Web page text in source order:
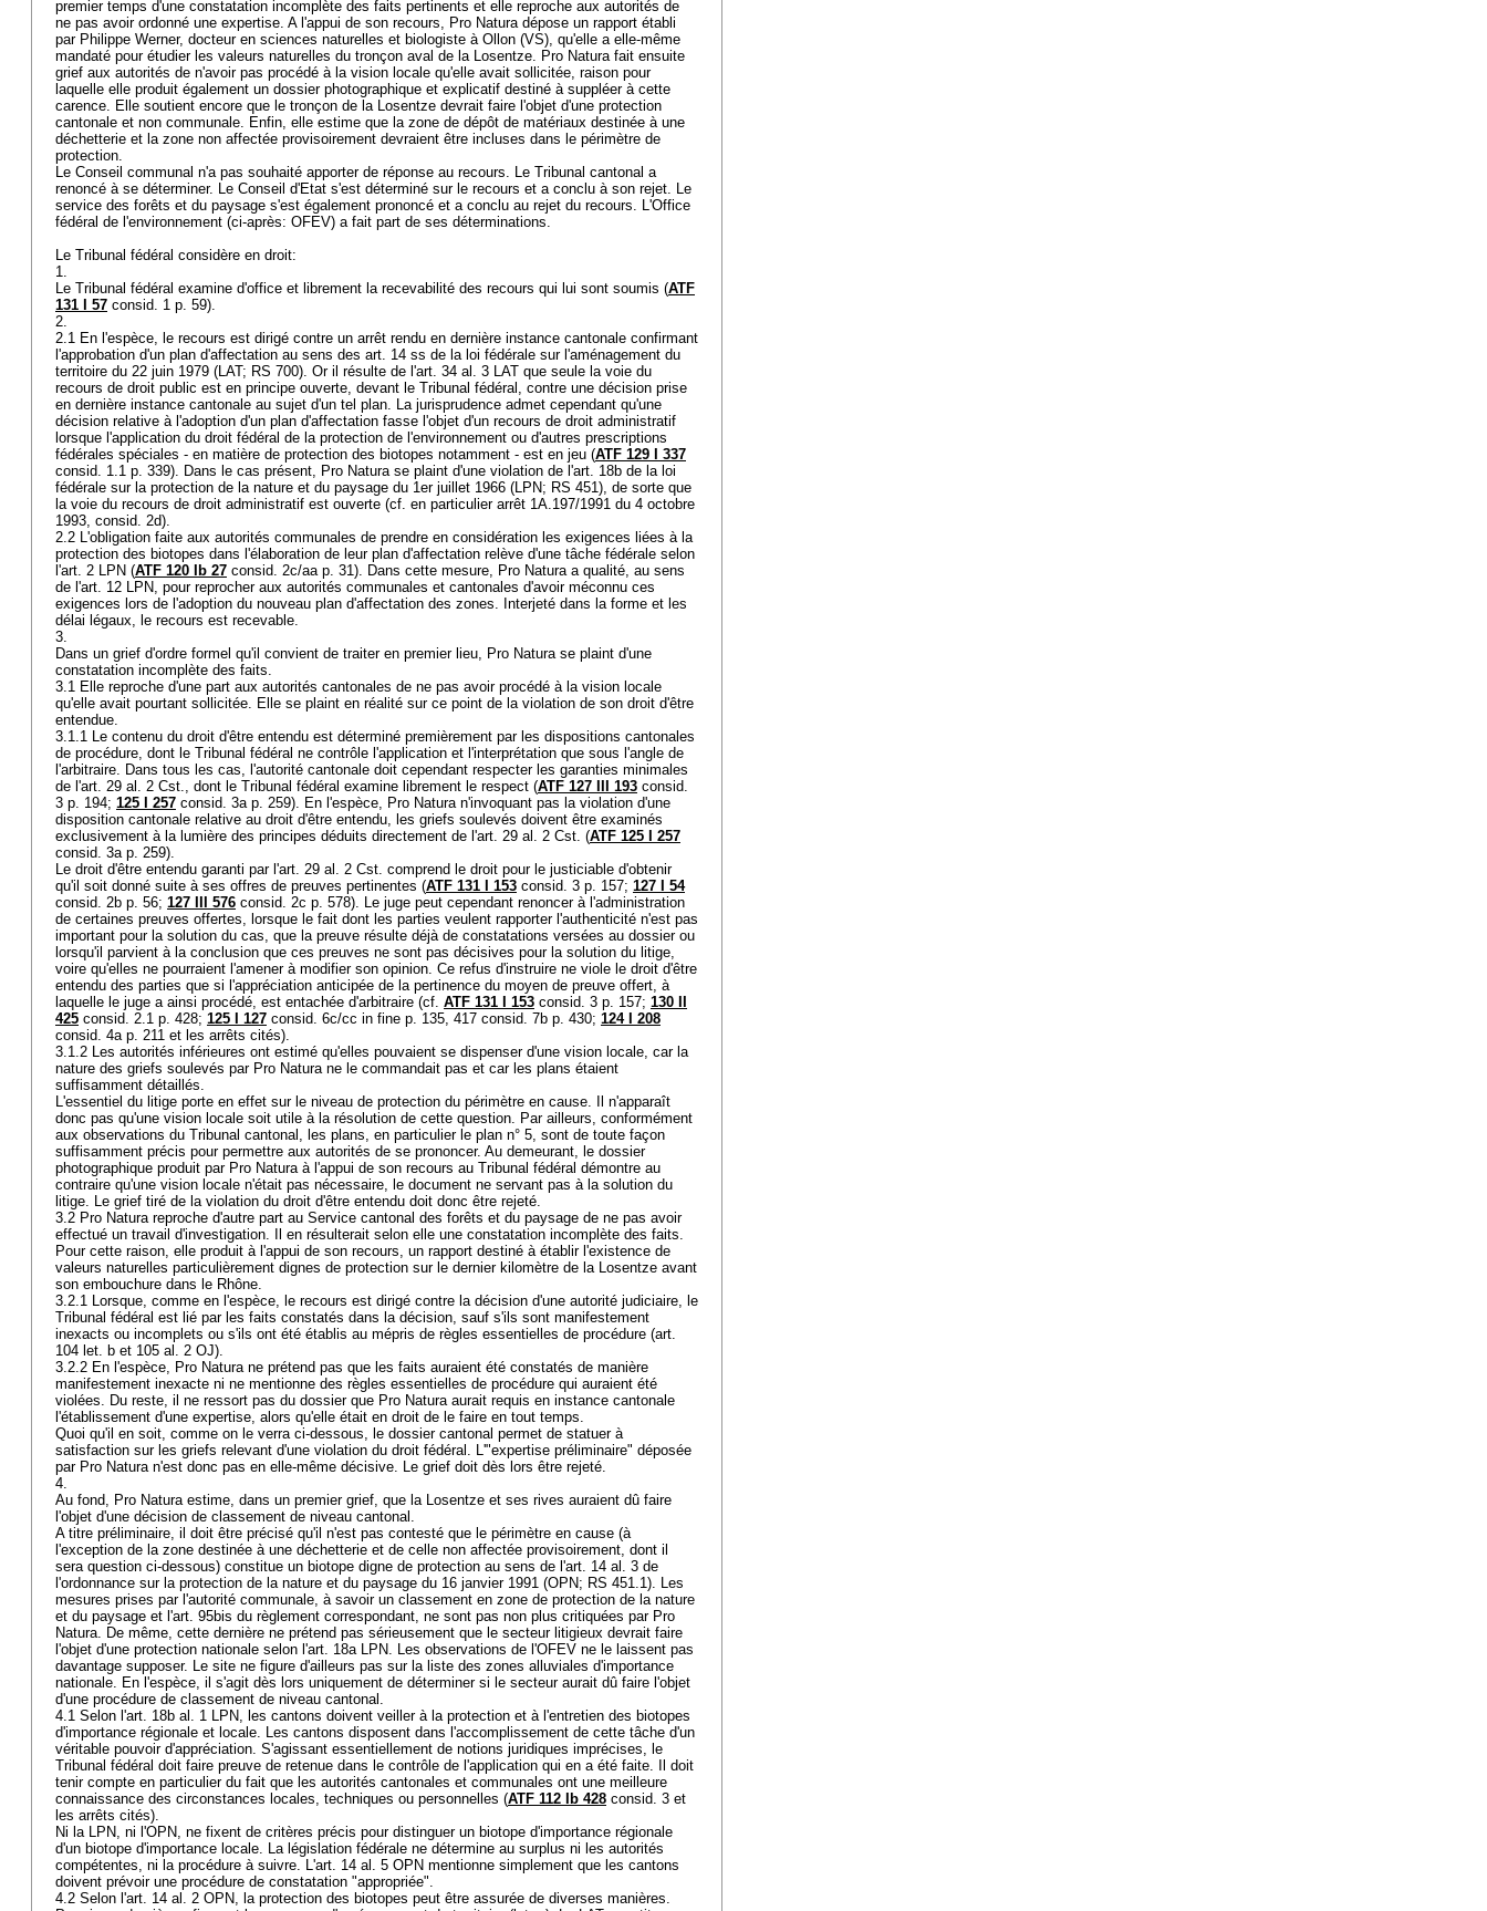
premier temps d'une constatation incomplète des faits pertinents et elle reproche aux autorités de
ne pas avoir ordonné une expertise. A l'appui de son recours, Pro Natura dépose un rapport établi
par Philippe Werner, docteur en sciences naturelles et biologiste à Ollon (VS), qu'elle a elle-même
mandaté pour étudier les valeurs naturelles du tronçon aval de la Losentze. Pro Natura fait ensuite
grief aux autorités de n'avoir pas procédé à la vision locale qu'elle avait sollicitée, raison pour
laquelle elle produit également un dossier photographique et explicatif destiné à suppléer à cette
carence. Elle soutient encore que le tronçon de la Losentze devrait faire l'objet d'une protection
cantonale et non communale. Enfin, elle estime que la zone de dépôt de matériaux destinée à une
déchetterie et la zone non affectée provisoirement devraient être incluses dans le périmètre de
protection.
Le Conseil communal n'a pas souhaité apporter de réponse au recours. Le Tribunal cantonal a
renoncé à se déterminer. Le Conseil d'Etat s'est déterminé sur le recours et a conclu à son rejet. Le
service des forêts et du paysage s'est également prononcé et a conclu au rejet du recours. L'Office
fédéral de l'environnement (ci-après: OFEV) a fait part de ses déterminations.
Le Tribunal fédéral considère en droit:
1.
Le Tribunal fédéral examine d'office et librement la recevabilité des recours qui lui sont soumis (ATF
131 I 57 consid. 1 p. 59).
2.
2.1 En l'espèce, le recours est dirigé contre un arrêt rendu en dernière instance cantonale confirmant
l'approbation d'un plan d'affectation au sens des art. 14 ss de la loi fédérale sur l'aménagement du
territoire du 22 juin 1979 (LAT; RS 700). Or il résulte de l'art. 34 al. 3 LAT que seule la voie du
recours de droit public est en principe ouverte, devant le Tribunal fédéral, contre une décision prise
en dernière instance cantonale au sujet d'un tel plan. La jurisprudence admet cependant qu'une
décision relative à l'adoption d'un plan d'affectation fasse l'objet d'un recours de droit administratif
lorsque l'application du droit fédéral de la protection de l'environnement ou d'autres prescriptions
fédérales spéciales - en matière de protection des biotopes notamment - est en jeu (ATF 129 I 337
consid. 1.1 p. 339). Dans le cas présent, Pro Natura se plaint d'une violation de l'art. 18b de la loi
fédérale sur la protection de la nature et du paysage du 1er juillet 1966 (LPN; RS 451), de sorte que
la voie du recours de droit administratif est ouverte (cf. en particulier arrêt 1A.197/1991 du 4 octobre
1993, consid. 2d).
2.2 L'obligation faite aux autorités communales de prendre en considération les exigences liées à la
protection des biotopes dans l'élaboration de leur plan d'affectation relève d'une tâche fédérale selon
l'art. 2 LPN (ATF 120 Ib 27 consid. 2c/aa p. 31). Dans cette mesure, Pro Natura a qualité, au sens
de l'art. 12 LPN, pour reprocher aux autorités communales et cantonales d'avoir méconnu ces
exigences lors de l'adoption du nouveau plan d'affectation des zones. Interjeté dans la forme et les
délai légaux, le recours est recevable.
3.
Dans un grief d'ordre formel qu'il convient de traiter en premier lieu, Pro Natura se plaint d'une
constatation incomplète des faits.
3.1 Elle reproche d'une part aux autorités cantonales de ne pas avoir procédé à la vision locale
qu'elle avait pourtant sollicitée. Elle se plaint en réalité sur ce point de la violation de son droit d'être
entendue.
3.1.1 Le contenu du droit d'être entendu est déterminé premièrement par les dispositions cantonales
de procédure, dont le Tribunal fédéral ne contrôle l'application et l'interprétation que sous l'angle de
l'arbitraire. Dans tous les cas, l'autorité cantonale doit cependant respecter les garanties minimales
de l'art. 29 al. 2 Cst., dont le Tribunal fédéral examine librement le respect (ATF 127 III 193 consid.
3 p. 194; 125 I 257 consid. 3a p. 259). En l'espèce, Pro Natura n'invoquant pas la violation d'une
disposition cantonale relative au droit d'être entendu, les griefs soulevés doivent être examinés
exclusivement à la lumière des principes déduits directement de l'art. 29 al. 2 Cst. (ATF 125 I 257
consid. 3a p. 259).
Le droit d'être entendu garanti par l'art. 29 al. 2 Cst. comprend le droit pour le justiciable d'obtenir
qu'il soit donné suite à ses offres de preuves pertinentes (ATF 131 I 153 consid. 3 p. 157; 127 I 54
consid. 2b p. 56; 127 III 576 consid. 2c p. 578). Le juge peut cependant renoncer à l'administration
de certaines preuves offertes, lorsque le fait dont les parties veulent rapporter l'authenticité n'est pas
important pour la solution du cas, que la preuve résulte déjà de constatations versées au dossier ou
lorsqu'il parvient à la conclusion que ces preuves ne sont pas décisives pour la solution du litige,
voire qu'elles ne pourraient l'amener à modifier son opinion. Ce refus d'instruire ne viole le droit d'être
entendu des parties que si l'appréciation anticipée de la pertinence du moyen de preuve offert, à
laquelle le juge a ainsi procédé, est entachée d'arbitraire (cf. ATF 131 I 153 consid. 3 p. 157; 130 II
425 consid. 2.1 p. 428; 125 I 127 consid. 6c/cc in fine p. 135, 417 consid. 7b p. 430; 124 I 208
consid. 4a p. 211 et les arrêts cités).
3.1.2 Les autorités inférieures ont estimé qu'elles pouvaient se dispenser d'une vision locale, car la
nature des griefs soulevés par Pro Natura ne le commandait pas et car les plans étaient
suffisamment détaillés.
L'essentiel du litige porte en effet sur le niveau de protection du périmètre en cause. Il n'apparaît
donc pas qu'une vision locale soit utile à la résolution de cette question. Par ailleurs, conformément
aux observations du Tribunal cantonal, les plans, en particulier le plan n° 5, sont de toute façon
suffisamment précis pour permettre aux autorités de se prononcer. Au demeurant, le dossier
photographique produit par Pro Natura à l'appui de son recours au Tribunal fédéral démontre au
contraire qu'une vision locale n'était pas nécessaire, le document ne servant pas à la solution du
litige. Le grief tiré de la violation du droit d'être entendu doit donc être rejeté.
3.2 Pro Natura reproche d'autre part au Service cantonal des forêts et du paysage de ne pas avoir
effectué un travail d'investigation. Il en résulterait selon elle une constatation incomplète des faits.
Pour cette raison, elle produit à l'appui de son recours, un rapport destiné à établir l'existence de
valeurs naturelles particulièrement dignes de protection sur le dernier kilomètre de la Losentze avant
son embouchure dans le Rhône.
3.2.1 Lorsque, comme en l'espèce, le recours est dirigé contre la décision d'une autorité judiciaire, le
Tribunal fédéral est lié par les faits constatés dans la décision, sauf s'ils sont manifestement
inexacts ou incomplets ou s'ils ont été établis au mépris de règles essentielles de procédure (art.
104 let. b et 105 al. 2 OJ).
3.2.2 En l'espèce, Pro Natura ne prétend pas que les faits auraient été constatés de manière
manifestement inexacte ni ne mentionne des règles essentielles de procédure qui auraient été
violées. Du reste, il ne ressort pas du dossier que Pro Natura aurait requis en instance cantonale
l'établissement d'une expertise, alors qu'elle était en droit de le faire en tout temps.
Quoi qu'il en soit, comme on le verra ci-dessous, le dossier cantonal permet de statuer à
satisfaction sur les griefs relevant d'une violation du droit fédéral. L'"expertise préliminaire" déposée
par Pro Natura n'est donc pas en elle-même décisive. Le grief doit dès lors être rejeté.
4.
Au fond, Pro Natura estime, dans un premier grief, que la Losentze et ses rives auraient dû faire
l'objet d'une décision de classement de niveau cantonal.
A titre préliminaire, il doit être précisé qu'il n'est pas contesté que le périmètre en cause (à
l'exception de la zone destinée à une déchetterie et de celle non affectée provisoirement, dont il
sera question ci-dessous) constitue un biotope digne de protection au sens de l'art. 14 al. 3 de
l'ordonnance sur la protection de la nature et du paysage du 16 janvier 1991 (OPN; RS 451.1). Les
mesures prises par l'autorité communale, à savoir un classement en zone de protection de la nature
et du paysage et l'art. 95bis du règlement correspondant, ne sont pas non plus critiquées par Pro
Natura. De même, cette dernière ne prétend pas sérieusement que le secteur litigieux devrait faire
l'objet d'une protection nationale selon l'art. 18a LPN. Les observations de l'OFEV ne le laissent pas
davantage supposer. Le site ne figure d'ailleurs pas sur la liste des zones alluviales d'importance
nationale. En l'espèce, il s'agit dès lors uniquement de déterminer si le secteur aurait dû faire l'objet
d'une procédure de classement de niveau cantonal.
4.1 Selon l'art. 18b al. 1 LPN, les cantons doivent veiller à la protection et à l'entretien des biotopes
d'importance régionale et locale. Les cantons disposent dans l'accomplissement de cette tâche d'un
véritable pouvoir d'appréciation. S'agissant essentiellement de notions juridiques imprécises, le
Tribunal fédéral doit faire preuve de retenue dans le contrôle de l'application qui en a été faite. Il doit
tenir compte en particulier du fait que les autorités cantonales et communales ont une meilleure
connaissance des circonstances locales, techniques ou personnelles (ATF 112 Ib 428 consid. 3 et
les arrêts cités).
Ni la LPN, ni l'OPN, ne fixent de critères précis pour distinguer un biotope d'importance régionale
d'un biotope d'importance locale. La législation fédérale ne détermine au surplus ni les autorités
compétentes, ni la procédure à suivre. L'art. 14 al. 5 OPN mentionne simplement que les cantons
doivent prévoir une procédure de constatation "appropriée".
4.2 Selon l'art. 14 al. 2 OPN, la protection des biotopes peut être assurée de diverses manières.